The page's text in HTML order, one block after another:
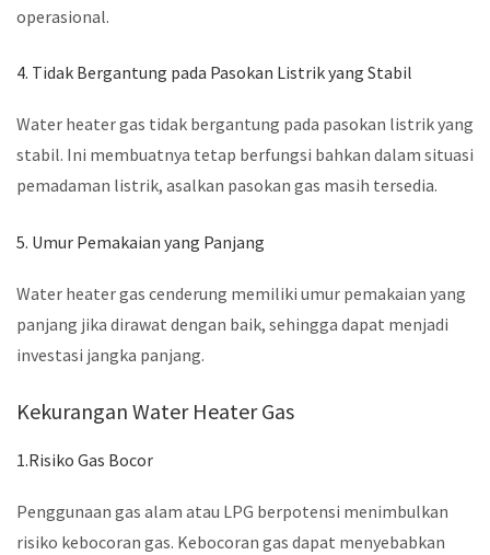
operasional.
4. Tidak Bergantung pada Pasokan Listrik yang Stabil
Water heater gas tidak bergantung pada pasokan listrik yang
stabil. Ini membuatnya tetap berfungsi bahkan dalam situasi
pemadaman listrik, asalkan pasokan gas masih tersedia.
5. Umur Pemakaian yang Panjang
Water heater gas cenderung memiliki umur pemakaian yang
panjang jika dirawat dengan baik, sehingga dapat menjadi
investasi jangka panjang.
Kekurangan Water Heater Gas
1.Risiko Gas Bocor
Penggunaan gas alam atau LPG berpotensi menimbulkan
risiko kebocoran gas. Kebocoran gas dapat menyebabkan